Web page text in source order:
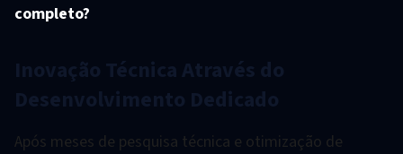
completo?
Inovação Técnica Através do
Desenvolvimento Dedicado
Após meses de pesquisa técnica e otimização de